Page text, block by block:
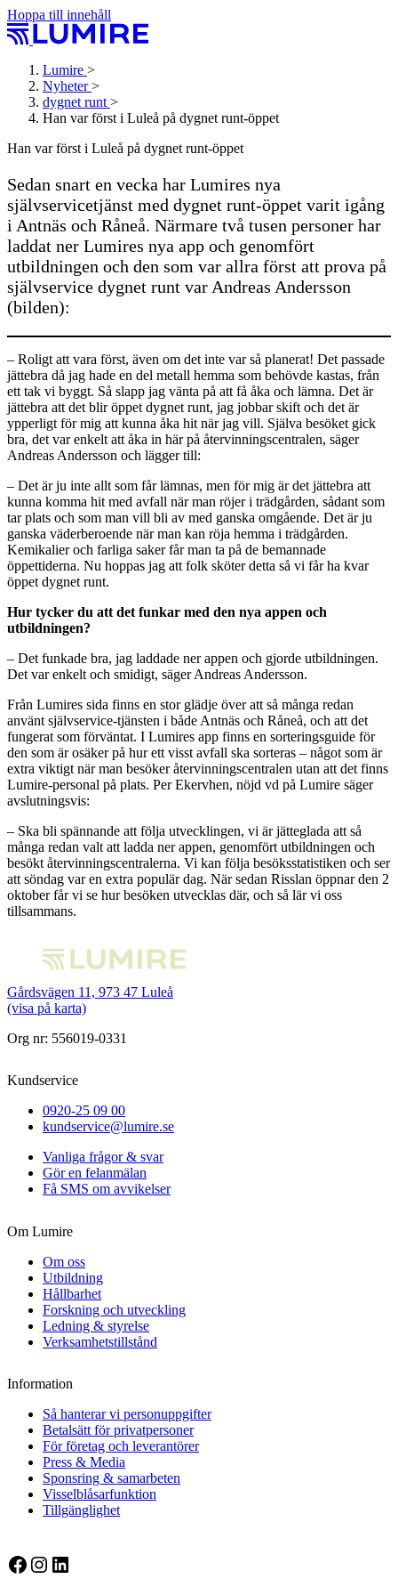
Hoppa till innehåll
Lumire >
Nyheter >
dygnet runt >
Han var först i Luleå på dygnet runt-öppet
Han var först i Luleå på dygnet runt-öppet
Sedan snart en vecka har Lumires nya
självservicetjänst med dygnet runt-öppet varit igång
i Antnäs och Råneå. Närmare två tusen personer har
laddat ner Lumires nya app och genomfört
utbildningen och den som var allra först att prova på
självservice dygnet runt var Andreas Andersson
(bilden):
– Roligt att vara först, även om det inte var så planerat! Det passade
jättebra då jag hade en del metall hemma som behövde kastas, från
ett tak vi byggt. Så slapp jag vänta på att få åka och lämna. Det är
jättebra att det blir öppet dygnet runt, jag jobbar skift och det är
ypperligt för mig att kunna åka hit när jag vill. Själva besöket gick
bra, det var enkelt att åka in här på återvinningscentralen, säger
Andreas Andersson och lägger till:
– Det är ju inte allt som får lämnas, men för mig är det jättebra att
kunna komma hit med avfall när man röjer i trädgården, sådant som
tar plats och som man vill bli av med ganska omgående. Det är ju
ganska väderberoende när man kan röja hemma i trädgården.
Kemikalier och farliga saker får man ta på de bemannade
öppettiderna. Nu hoppas jag att folk sköter detta så vi får ha kvar
öppet dygnet runt.
Hur tycker du att det funkar med den nya appen och
utbildningen?
– Det funkade bra, jag laddade ner appen och gjorde utbildningen.
Det var enkelt och smidigt, säger Andreas Andersson.
Från Lumires sida finns en stor glädje över att så många redan
använt självservice-tjänsten i både Antnäs och Råneå, och att det
fungerat som förväntat. I Lumires app finns en sorteringsguide för
den som är osäker på hur ett visst avfall ska sorteras – något som är
extra viktigt när man besöker återvinningscentralen utan att det finns
Lumire-personal på plats. Per Ekervhen, nöjd vd på Lumire säger
avslutningsvis:
– Ska bli spännande att följa utvecklingen, vi är jätteglada att så
många redan valt att ladda ner appen, genomfört utbildningen och
besökt återvinningscentralerna. Vi kan följa besöksstatistiken och ser
att söndag var en extra populär dag. När sedan Risslan öppnar den 2
oktober får vi se hur besöken utvecklas där, och så lär vi oss
tillsammans.
Gårdsvägen 11, 973 47 Luleå
(visa på karta)
Org nr: 556019-0331
Kundservice
0920-25 09 00
kundservice@lumire.se
Vanliga frågor & svar
Gör en felanmälan
Få SMS om avvikelser
Om Lumire
Om oss
Utbildning
Hållbarhet
Forskning och utveckling
Ledning & styrelse
Verksamhetstillstånd
Information
Så hanterar vi personuppgifter
Betalsätt för privatpersoner
För företag och leverantörer
Press & Media
Sponsring & samarbeten
Visselblåsarfunktion
Tillgänglighet
Facebook Instagram LinkedIn